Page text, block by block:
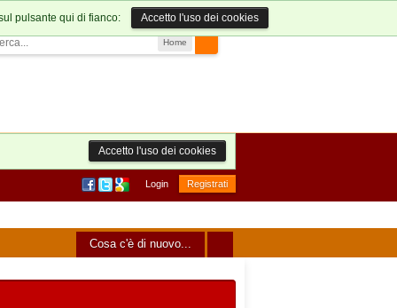
Home
pulsante qui di fianco: Accetto l'uso dei cookies
Accetto l'uso dei cookies
Login Registrati
Cosa c'è di nuovo...